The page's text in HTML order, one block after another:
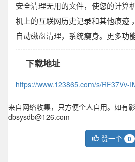
安全清理无用的文件，使您的计算
机上的互联网历史记录和其他痕迹
自动磁盘清理，系统瘦身。更多功
下载地址
https://www.123865.com/s/RF37Vv-
来自网络收集，只方便个人自用。如有
dbsysdb@126.com
赞一个 0